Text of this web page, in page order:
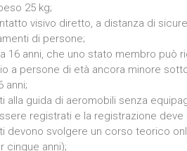
25 kg;
visivo diretto, a distanza di
di persone;
16 anni, che uno stato membro può
a persone di età ancora minore
anni;
alla guida di aeromobili senza
registrati e la registrazione
devono svolgere un corso teorico
cinque anni);